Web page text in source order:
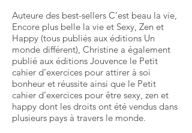
Auteure des best-sellers C’est beau la vie,
Encore plus belle la vie et Sexy, Zen et
Happy (tous publiés aux éditions Un
monde différent), Christine a également
publié aux éditions Jouvence le Petit
cahier d’exercices pour attirer à soi
bonheur et réussite ainsi que le Petit
cahier d’exercices pour être sexy, zen et
happy dont les droits ont été vendus dans
plusieurs pays à travers le monde.